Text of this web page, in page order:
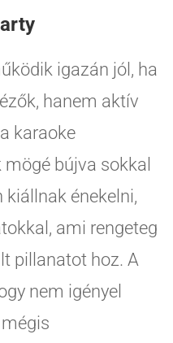
igazán jól, ha
hanem aktív
karaoke
bújva sokkal
kiállnak énekelni,
ami rengeteg
pillanatot hoz. A
nem igényel